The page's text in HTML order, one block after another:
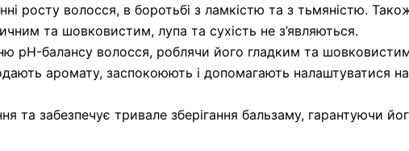
росту волосся, в боротьбі з ламкістю та з тьмяністю.
та шовковистим, лупа та сухість не з’являються.
pH-балансу волосся, роблячи його гладким та
аромату, заспокоюють і допомагають налаштуватися на
та забезпечує тривале зберігання бальзаму, гарантуючи